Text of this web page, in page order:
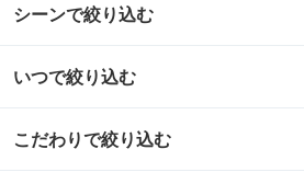
シーンで絞り込む
いつで絞り込む
こだわりで絞り込む